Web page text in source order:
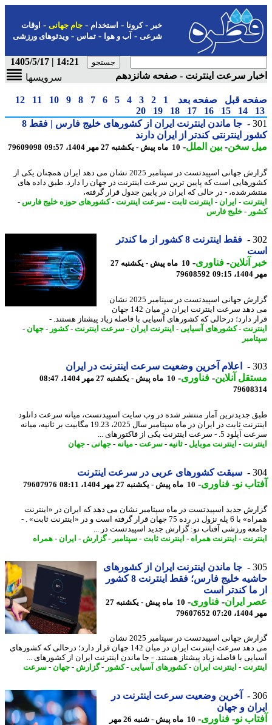
-کرونا-استخدام- جام جهانی-اوقات
شرعی-آب و هوا-تماس-ویدئوهای ورزشی
14:21 | 1405/5/17
سرعت اینترنت - صفحه شانزدهم
سرویسها
قبل صفحه بعد 1
2
3
4
5
6
7
8
9
10
11
12
14
15
16
17
18
19
20
جا ماندن اینترنت ایران از کشورهای خلیج فارس | فقط 8
اینترنتی کندتر از ایران دارند
سخن-بین الملل-10 ماه پیش - یکشنبه 27 مهر 1404، 09:57 79609098
گزارش جهانی اسپیدتست در سپتامبر 2025 نشان می دهد ایران همچنان یکی از
است که پایین ترین سرعت اینترنت در جهان را دارد. طبق داده های
- در حالی که ایران در پایین جدول قرار گرفته،
-ایران - اینترنت ثابت-سرعت اینترنت-کشورهای حوزه خلیج فارس-
-خلیج فارس
فقط اینترنت 8 کشور از ما کندتر
آنلاین-فناوری-
10 ماه پیش - یکشنبه 27
79608592
گزارش جهانی اسپیدتست در سپتامبر 2025 نشان
می دهد سرعت اینترنت ایران در میان 142 جهان
دارد؛ درحالی که کشورهای آسیایی با فاصله زیاد پیشتاز هستند. -
-کشورهای آسیایی-اینترنت ایران - سرعت اینترنت-کشور-جهان-
اعلام آخرین وضعیت سرعت اینترنت در ایران
آنلاین-فناوری- 10 ماه پیش - یکشنبه 27 مهر 1404، 08:47
جدیدترین آمار منتشر شده در وب سایت اسپیدتست، میانه سرعت دانلود
اینترنت ثابت در ایران در ماه سپتامبر سال 2025، 19.23 مگابیت بر ثانیه، میانه
سرعت اینترنت یکی از فاکتورهای ...
-اینترنت موبایل-ثانیه -سرعت -میانه-جهانی-جهان
سبقت کشورهای عربی در سرعت اینترنت
نو- فناوری- 10 ماه پیش - یکشنبه 27 مهر 1404، 08:11 79607976
جدید اسپیدتست در ماه سپتامبر نشان می دهد که ایران در «اینترنت
همراه» با 6 پله نزول در رده 75 جهان قرار گرفته است و در «اینترنت ثابت» . -
ورزشی آفتاب نو: گزارش جدید اسپیدتست در ...
-اینترنت همراه- اینترنت ثابت-سپتامبر-گزارش -ایران - همراه
جا ماندن اینترنت ایران از کشورهای
حاشیه خلیج فارس؛ فقط اینترنت 8 کشور
ما کندتر است
ایران- فناوری-
10 ماه پیش - یکشنبه 27
79607652
گزارش جهانی اسپیدتست در سپتامبر 2025 نشان
می دهد سرعت اینترنت ایران در میان 142 جهان قرار دارد؛ درحالی که کشورهای
با فاصله زیاد پیشتاز هستند. - جا ماندن اینترنت ایران از کشورهای ...
-اینترنت ایران - کشورهای آسیایی-کشور-گزارش -جهان-سرعت
آخرین وضعیت سرعت اینترنت در
و جهان
نو- فناوری-
10 ماه پیش - شنبه 26 مهر